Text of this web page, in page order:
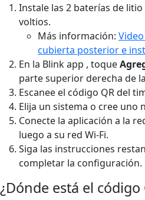
Instale las 2 baterías de
voltios.
Más información:
cubierta posterior e
En la Blink app , toque
parte superior derecha de
Escanee el código QR del
Elija un sistema o cree uno
Conecte la aplicación a la
luego a su red Wi-Fi.
Siga las instrucciones
completar la configuración.
¿Dónde está el